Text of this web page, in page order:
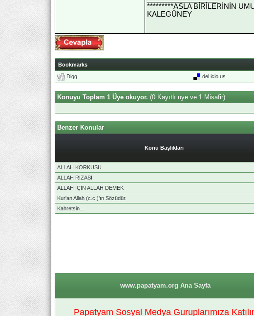
*********ASLA BİRİLERİNİN
KALEGÜNEY
Bookmarks
Digg
del.icio.us
Konuyu Toplam 1 Üye okuyor. (0 Kayıtlı üye ve 1 Misafir)
Benzer Konular
Konu Başlıkları
ALLAH KORKUSU
ALLAH RIZASI
ALLAH İÇİN ALLAH DEMEK
Kur'an Allah (c.c.)'ın Sözüdür.
Kahretsin...
www.papatyam.org Ana Sayfa
Papatyam Sosyal Medya Guruplarımıza